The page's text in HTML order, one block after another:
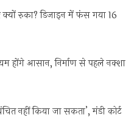
रुका? डिजाइन में फंस गया 16
होंगे आसान, निर्माण से पहले नक्शा
नहीं किया जा सकता’, मंडी कोर्ट